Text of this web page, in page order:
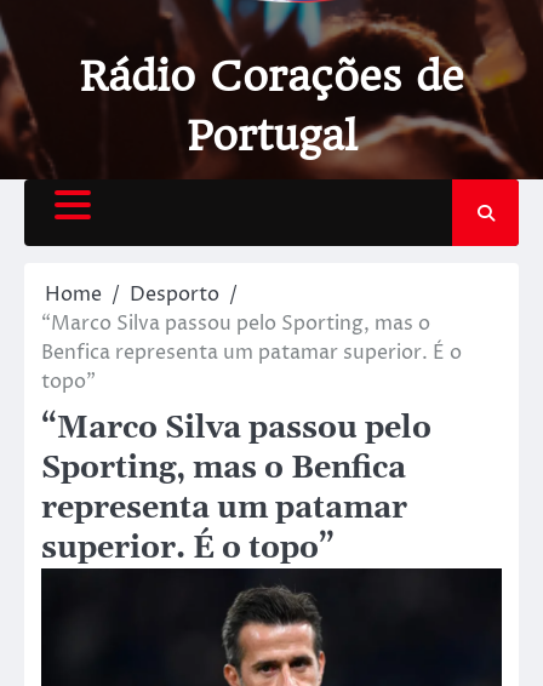
Rádio Corações de
Portugal
Home
Desporto
“Marco Silva passou pelo Sporting, mas o
Benfica representa um patamar superior. É o
topo”
“Marco Silva passou pelo
Sporting, mas o Benfica
representa um patamar
superior. É o topo”